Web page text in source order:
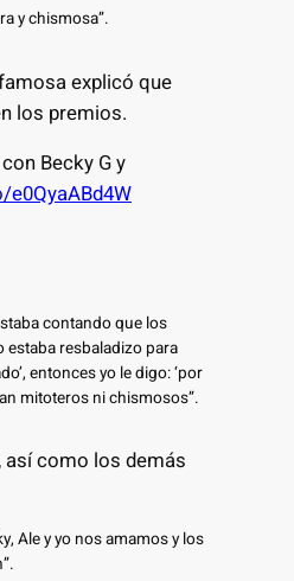
y chismosa”.
explicó que
los premios.
Becky G y
contando que los
estaba resbaladizo para
entonces yo le digo: ‘por
mitoteros ni chismosos”.
así como los demás
Ale y yo nos amamos y los